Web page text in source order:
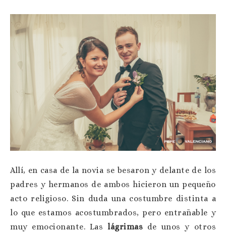
Allí, en casa de la novia se besaron y delante de los
padres y hermanos de ambos hicieron un pequeño
acto religioso. Sin duda una costumbre distinta a
lo que estamos acostumbrados, pero entrañable y
muy emocionante. Las lágrimas de unos y otros